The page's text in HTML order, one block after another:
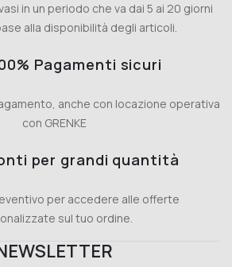
in un periodo che va dai 5 ai 20 giorni
alla disponibilità degli articoli.
Pagamenti sicuri
anche con locazione operativa
con GRENKE
per grandi quantità
per accedere alle offerte
sul tuo ordine.